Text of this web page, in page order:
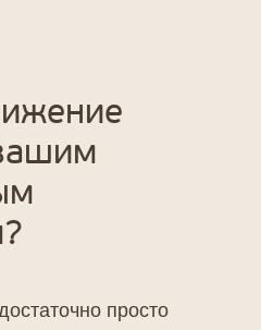
просто